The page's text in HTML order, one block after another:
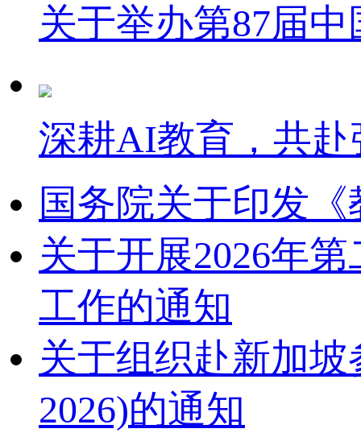
关于举办第87届
深耕AI教育，共
国务院关于印发
关于开展2026年
工作的通知
关于组织赴新加坡
2026)的通知